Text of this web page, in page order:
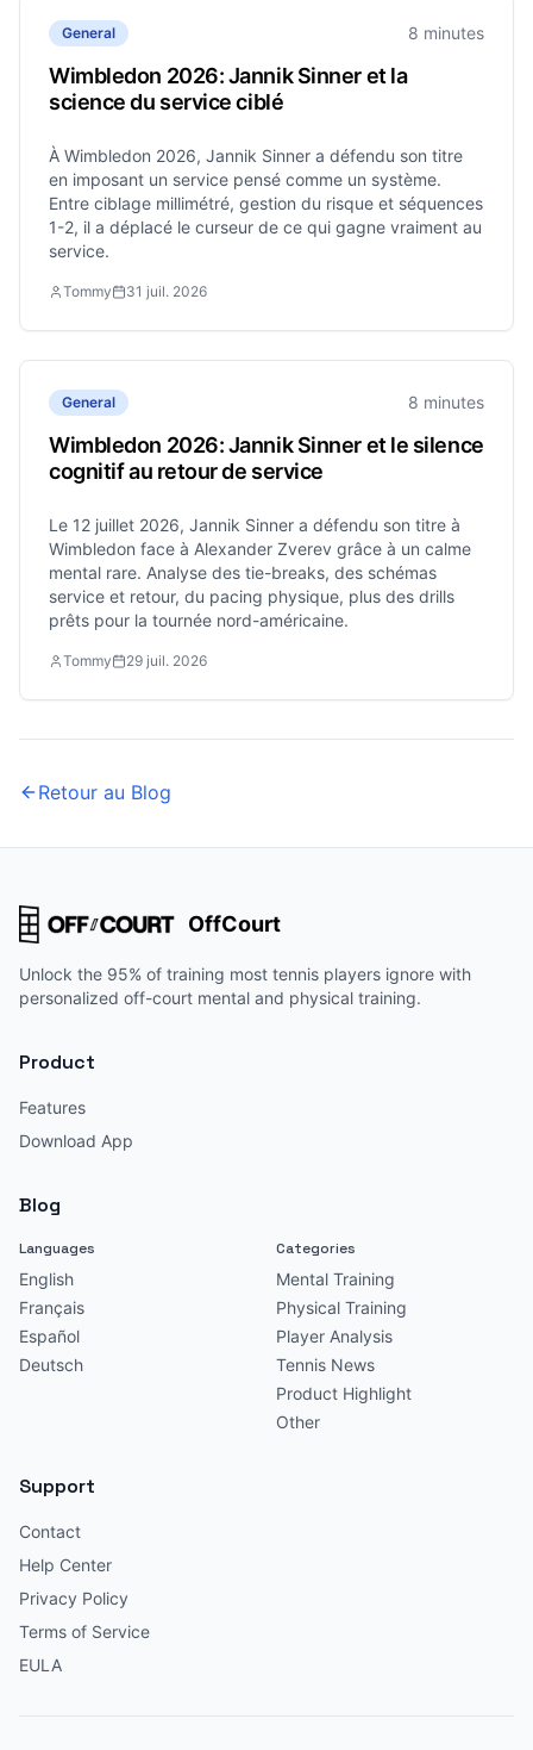
General 8 minutes
Wimbledon 2026: Jannik Sinner et la
science du service ciblé
À Wimbledon 2026, Jannik Sinner a défendu son titre
en imposant un service pensé comme un système.
Entre ciblage millimétré, gestion du risque et séquences
1-2, il a déplacé le curseur de ce qui gagne vraiment au
service.
Tommy 31 juil. 2026
General 8 minutes
Wimbledon 2026: Jannik Sinner et le silence
cognitif au retour de service
Le 12 juillet 2026, Jannik Sinner a défendu son titre à
Wimbledon face à Alexander Zverev grâce à un calme
mental rare. Analyse des tie-breaks, des schémas
service et retour, du pacing physique, plus des drills
prêts pour la tournée nord-américaine.
Tommy 29 juil. 2026
Retour au Blog
OffCourt
Unlock the 95% of training most tennis players ignore with
personalized off-court mental and physical training.
Product
Features
Download App
Blog
Languages
English
Français
Español
Deutsch
Categories
Mental Training
Physical Training
Player Analysis
Tennis News
Product Highlight
Other
Support
Contact
Help Center
Privacy Policy
Terms of Service
EULA